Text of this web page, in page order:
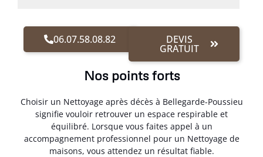
06.07.58.08.82 DEVIS
GRATUIT
Nos points forts
Choisir un Nettoyage après décès à Bellegarde-Poussieu
signifie vouloir retrouver un espace respirable et
équilibré. Lorsque vous faites appel à un
accompagnement professionnel pour un Nettoyage de
maisons, vous attendez un résultat fiable.